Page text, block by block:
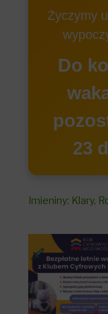
Życzymy
Do
23
Imieniny: Klary,